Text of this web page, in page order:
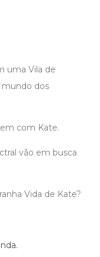
uma Vila de
mundo dos
com Kate.
vão em busca
Vida de Kate?